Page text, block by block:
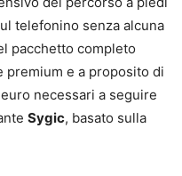
telefonino senza alcuna
pacchetto completo
premium e a proposito di
necessari a seguire
Sygic, basato sulla